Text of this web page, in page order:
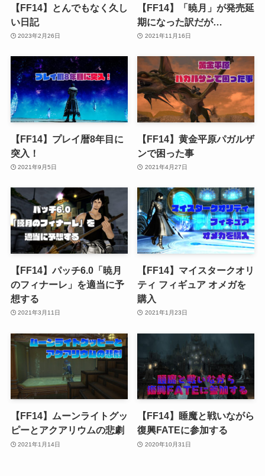
【FF14】とんでもなく久し
い日記
2023年2月26日
【FF14】「暁月」が発売延
期になった訳だが…
2021年11月16日
【FF14】プレイ暦8年目に
突入！
2021年9月5日
【FF14】黄金平原パガルザ
ンで困った事
2021年4月27日
【FF14】パッチ6.0「暁月
のフィナーレ」を適当に予
想する
2021年3月11日
【FF14】マイスタークオリ
ティ フィギュア オメガを
購入
2021年1月23日
【FF14】ムーンライトグッ
ピーとアクアリウムの悲劇
2021年1月14日
【FF14】睡魔と戦いながら
復興FATEに参加する
2020年10月31日